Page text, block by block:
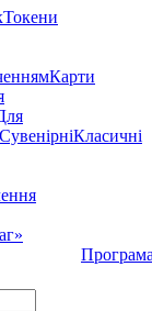
Токени
Карти
СувенірніКласичні